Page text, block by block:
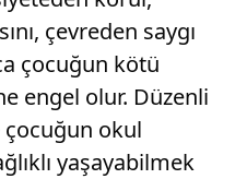
çevreden saygı
çocuğun kötü
engel olur. Düzenli
çocuğun okul
yaşayabilmek